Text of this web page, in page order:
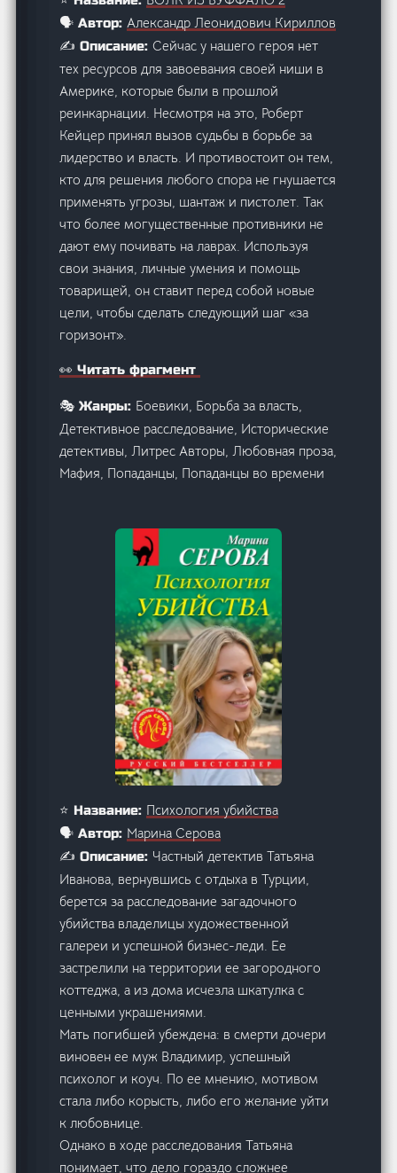
🗣️ Автор:Александр Леонидович Кириллов
✍️ Описание:Сейчас у нашего героя нет
тех ресурсов для завоевания своей ниши в
Америке, которые были в прошлой
реинкарнации. Несмотря на это, Роберт
Кейцер принял вызов судьбы в борьбе за
лидерство и власть. И противостоит он тем,
кто для решения любого спора не гнушается
применять угрозы, шантаж и пистолет. Так
что более могущественные противники не
дают ему почивать на лаврах. Используя
свои знания, личные умения и помощь
товарищей, он ставит перед собой новые
цели, чтобы сделать следующий шаг «за
горизонт».
👀 Читать фрагмент
🎭 Жанры: Боевики, Борьба за власть,
Детективное расследование, Исторические
детективы, Литрес Авторы, Любовная проза,
Мафия, Попаданцы, Попаданцы во времени
⭐ Название: Психология убийства
🗣️ Автор: Марина Серова
✍️ Описание: Частный детектив Татьяна
Иванова, вернувшись с отдыха в Турции,
берется за расследование загадочного
убийства владелицы художественной
галереи и успешной бизнес-леди. Ее
застрелили на территории ее загородного
коттеджа, а из дома исчезла шкатулка с
ценными украшениями.
Мать погибшей убеждена: в смерти дочери
виновен ее муж Владимир, успешный
психолог и коуч. По ее мнению, мотивом
стала либо корысть, либо его желание уйти
к любовнице.
Однако в ходе расследования Татьяна
понимает, что дело гораздо сложнее